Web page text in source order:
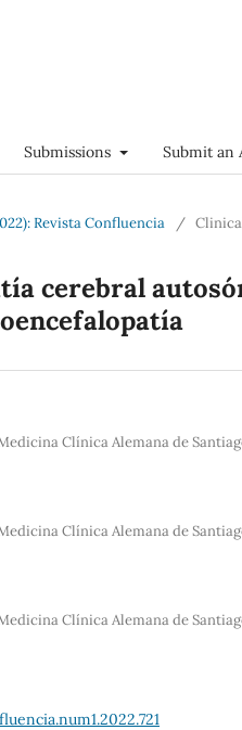
Submissions Submit an
Revista Confluencia /
cerebral
Clínica Alemana de
Clínica Alemana de
Clínica Alemana de